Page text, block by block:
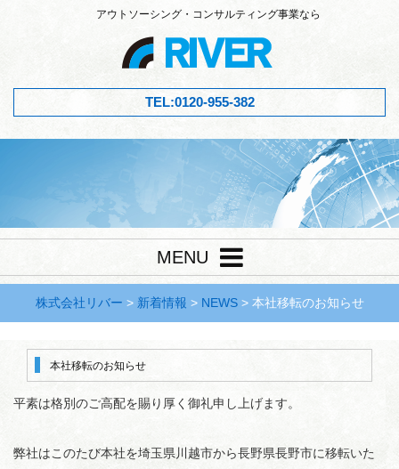
アウトソーシング・コンサルティング事業なら
TEL:0120-955-382
MENU
株式会社リバー > 新着情報 > NEWS> 本社移転のお知らせ
本社移転のお知らせ
平素は格別のご高配を賜り厚く御礼申し上げます。
弊社はこのたび本社を埼玉県川越市から長野県長野市に移転いた